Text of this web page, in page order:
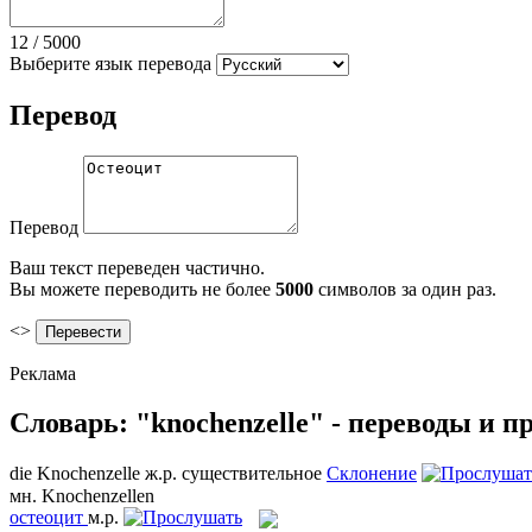
12 / 5000
Выберите язык перевода
Перевод
Перевод
Ваш текст переведен частично.
Вы можете переводить не более 5000 символов за один раз.
<>
Реклама
Словарь: "knochenzelle" - переводы и
die Knochenzelle ж.р. существительное Склонение
мн. Knochenzellen
остеоцит м.р.